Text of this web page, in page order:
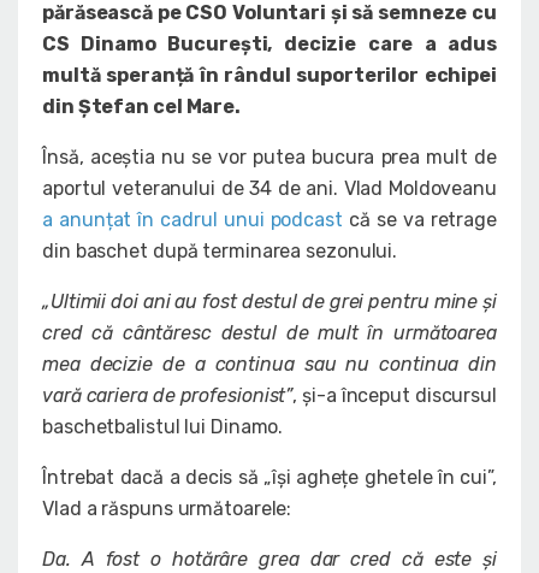
părăsească pe CSO Voluntari și să semneze cu
CS Dinamo București, decizie care a adus
multă speranță în rândul suporterilor echipei
din Ștefan cel Mare.
Însă, aceștia nu se vor putea bucura prea mult de
aportul veteranului de 34 de ani. Vlad Moldoveanu
a anunțat în cadrul unui podcast că se va retrage
din baschet după terminarea sezonului.
„Ultimii doi ani au fost destul de grei pentru mine și
cred că cântăresc destul de mult în următoarea
mea decizie de a continua sau nu continua din
vară cariera de profesionist”, și-a început discursul
baschetbalistul lui Dinamo.
Întrebat dacă a decis să „își aghețe ghetele în cui”,
Vlad a răspuns următoarele:
Da. A fost o hotărâre grea dar cred că este și